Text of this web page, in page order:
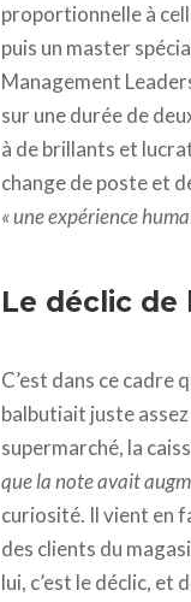
proportionnelle à
puis un master
Management
sur une durée de
à de brillants et
change de poste et
« une expérience
Le déclic de
C’est dans ce cadre
balbutiait juste assez
supermarché, la
que la note avait
curiosité. Il vient en
des clients du
lui, c’est le déclic, et